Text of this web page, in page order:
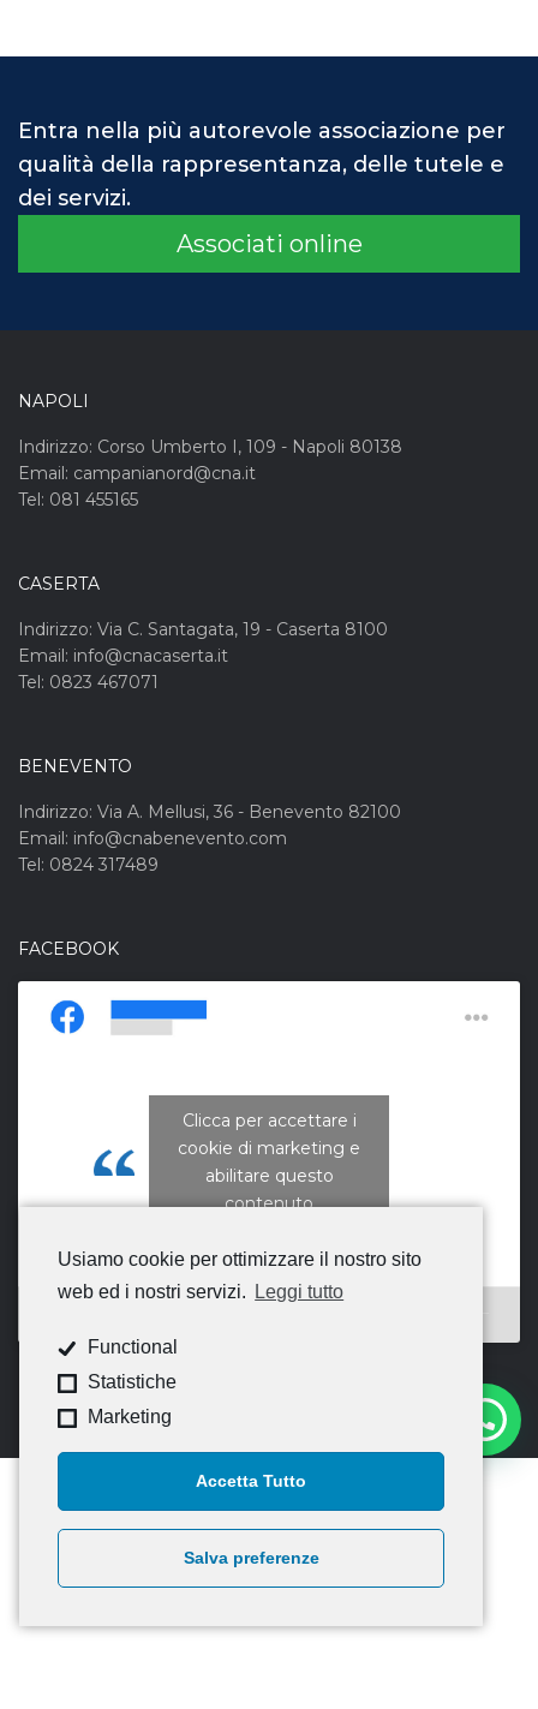
Usiamo cookie per ottimizzare il nostro sito
web ed i nostri servizi.
Leggi tutto
Functional
Statistiche
Marketing
Accetta Tutto
Salva preferenze
Entra nella più autorevole associazione per
qualità della rappresentanza, delle tutele e
dei servizi.
Associati online
NAPOLI
Indirizzo: Corso Umberto I, 109 - Napoli 80138
Email: campanianord@cna.it
Tel: 081 455165
CASERTA
Indirizzo: Via C. Santagata, 19 - Caserta 8100
Email: info@cnacaserta.it
Tel: 0823 467071
BENEVENTO
Indirizzo: Via A. Mellusi, 36 - Benevento 82100
Email: info@cnabenevento.com
Tel: 0824 317489
FACEBOOK
CNA Campania Nord
Clicca per accettare i
cookie di marketing e
abilitare questo
contenuto